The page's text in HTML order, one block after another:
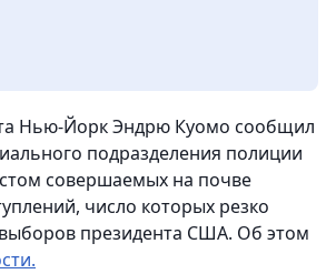
Нью-Йорк Эндрю Куомо сообщил
подразделения полиции
совершаемых на почве
число которых резко
президента США. Об этом